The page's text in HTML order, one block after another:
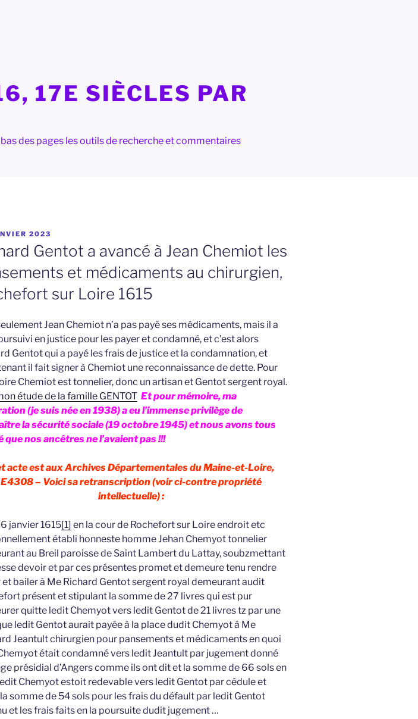
17E SIÈCLES PAR
des pages les outils de recherche et commentaires
2023
Gentot a avancé à Jean Chemiot les
et médicaments au chirurgien,
sur Loire 1615
Jean Chemiot n’a pas payé ses médicaments, mais il a
en justice pour les payer et condamné, et c’est alors
Gentot qui a payé les frais de justice et la condamnation, et
il fait signer à Chemiot une reconnaissance de dette. Pour
Chemiot est tonnelier, donc un artisan et Gentot sergent royal.
étude de la famille GENTOT Et pour mémoire, ma
(je suis née en 1938) a eu l’immense privilège de
la sécurité sociale (19 octobre 1945) et nous avons tous
que nos ancêtres ne l’avaient pas !!!
acte est aux Archives Départementales du Maine-et-Loire,
E4308 – Voici sa retranscription (voir ci-contre propriété
intellectuelle) :
janvier 1615[1] en la cour de Rochefort sur Loire endroit etc
établi honneste homme Jehan Chemyot tonnelier
au Breil paroisse de Saint Lambert du Lattay, soubzmettant
devoir et par ces présentes promet et demeure tenu rendre
et bailer à Me Richard Gentot sergent royal demeurant audit
présent et stipulant la somme de 27 livres qui est pur
quitte ledit Chemyot vers ledit Gentot de 21 livres tz par une
ledit Gentot aurait payée à la place dudit Chemyot à Me
Jeantult chirurgien pour pansements et médicaments en quoi
était condamné vers ledit Jeantult par jugement donné
présidial d’Angers comme ils ont dit et la somme de 66 sols en
Chemyot estoit redevable vers ledit Gentot par cédule et
somme de 54 sols pour les frais du défault par ledit Gentot
et les frais faits en la poursuite dudit jugement …